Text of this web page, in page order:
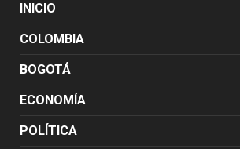
INICIO
COLOMBIA
BOGOTÁ
ECONOMÍA
POLÍTICA